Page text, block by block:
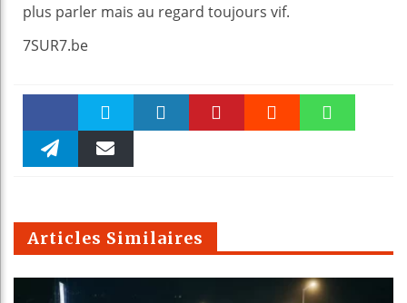
plus parler mais au regard toujours vif.
7SUR7.be
Faceboo Twitter
m
Articles Similaires